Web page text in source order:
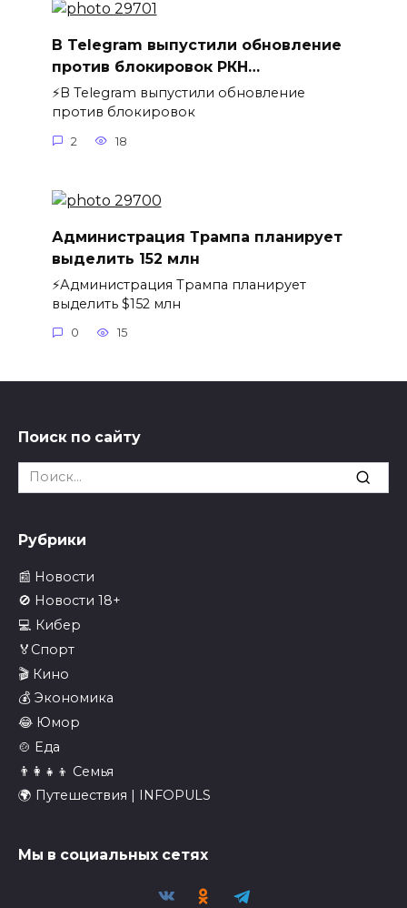
В Telegram выпустили обновление
против блокировок РКН…
⚡️В Telegram выпустили обновление
против блокировок
2 18
Администрация Трампа планирует
выделить 152 млн
⚡️Администрация Трампа планирует
выделить $152 млн
0 15
Поиск по сайту
Search
for:
Рубрики
📰 Новости
🚫 Новости 18+
💻 Кибер
🏅Спорт
🎬 Кино
💰 Экономика
😂 Юмор
🍲 Еда
👨‍👩‍👧‍👦 Семья
🌍 Путешествия | INFOPULS
Мы в социальных сетях